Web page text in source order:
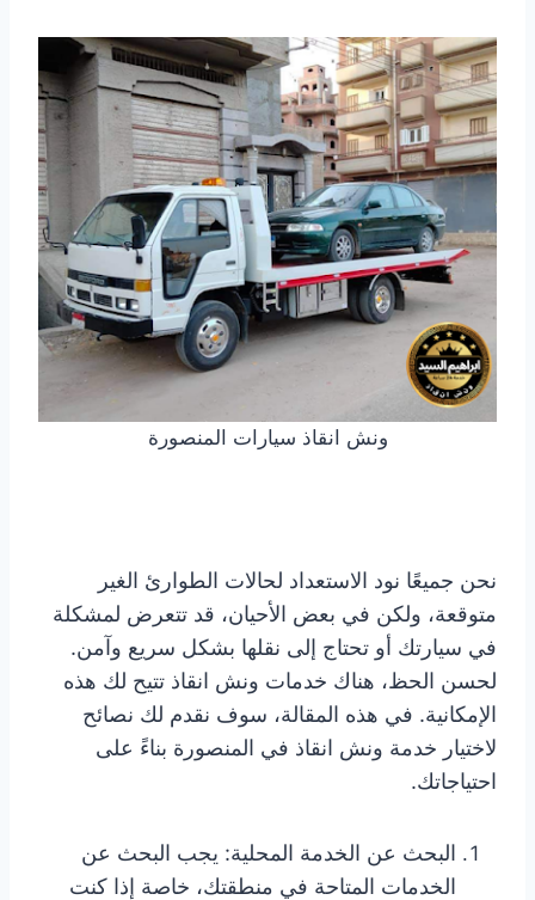
ونش انقاذ سيارات المنصورة
نحن جميعًا نود الاستعداد لحالات الطوارئ الغير
متوقعة، ولكن في بعض الأحيان، قد تتعرض لمشكلة
في سيارتك أو تحتاج إلى نقلها بشكل سريع وآمن.
لحسن الحظ، هناك خدمات ونش انقاذ تتيح لك هذه
الإمكانية. في هذه المقالة، سوف نقدم لك نصائح
لاختيار خدمة ونش انقاذ في المنصورة بناءً على
احتياجاتك.
البحث عن الخدمة المحلية: يجب البحث عن
الخدمات المتاحة في منطقتك، خاصة إذا كنت